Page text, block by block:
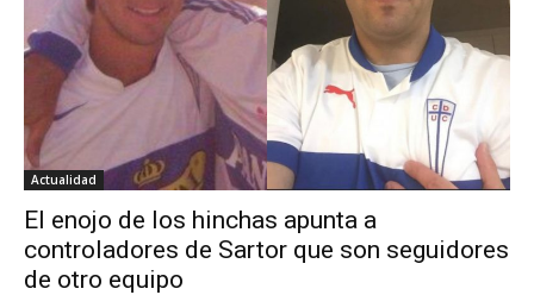
Actualidad
El enojo de los hinchas apunta a
controladores de Sartor que son seguidores
de otro equipo